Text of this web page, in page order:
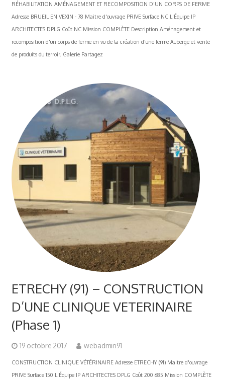
RÉHABILITATION AMÉNAGEMENT ET RECOMPOSITION D'UN CORPS DE FERME
Adresse BRUEIL EN VEXIN - 78 Maitre d'ouvrage PRIVE Surface NC L'Équipe IP
ARCHITECTES DPLG Coût NC Mission COMPLÈTE Description Aménagement et
recomposition d'un corps de ferme en vu de la création d'une ferme Auberge et vente
de produits du terroir. Galerie Partagez
ETRECHY (91) – CONSTRUCTION
D’UNE CLINIQUE VETERINAIRE
(Phase 1)
19 octobre 2017 webadmin91
CONSTRUCTION CLINIQUE VÉTÉRINAIRE Adresse ETRECHY (91) Maitre d'ouvrage
PRIVE Surface 150 L'Équipe IP ARCHITECTES DPLG Coût 200 685 Mission COMPLÈTE